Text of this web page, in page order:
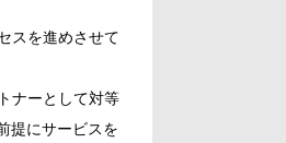
スを進めさせて
ナーとして対等
提にサービスを